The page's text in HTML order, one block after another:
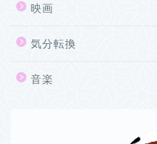
映画
気分転換
音楽